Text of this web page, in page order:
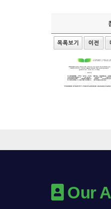
Our